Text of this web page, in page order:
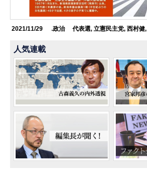
2021/11/29 .政治 代表選, 立憲民主党, 西村健,
人気連載